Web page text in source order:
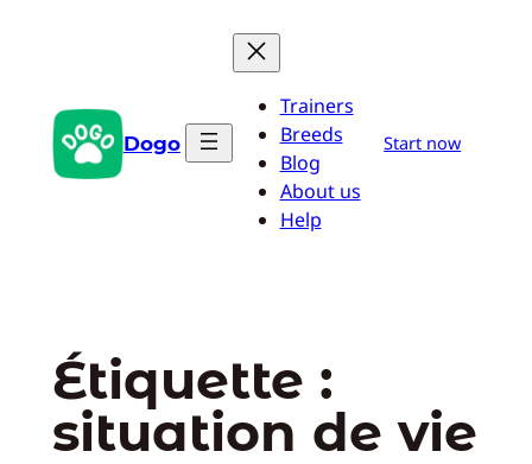
Dogo
Trainers
Breeds
Blog
About us
Help
Start now
Étiquette :
situation de vie